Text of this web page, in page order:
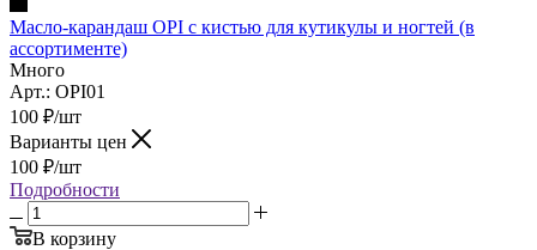
Масло-карандаш OPI с кистью для кутикулы и ногтей (в
ассортименте)
Много
Арт.: OPI01
100 ₽/шт
Варианты цен
100 ₽/шт
Подробности
В корзину